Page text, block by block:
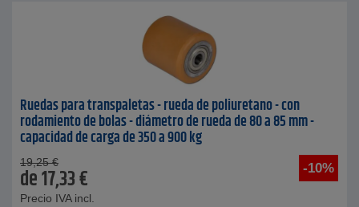
Ruedas para transpaletas - rueda de poliuretano - con
rodamiento de bolas - diámetro de rueda de 80 a 85 mm -
capacidad de carga de 350 a 900 kg
-10%
19,25 €
de17,33€
Precio IVA incl.